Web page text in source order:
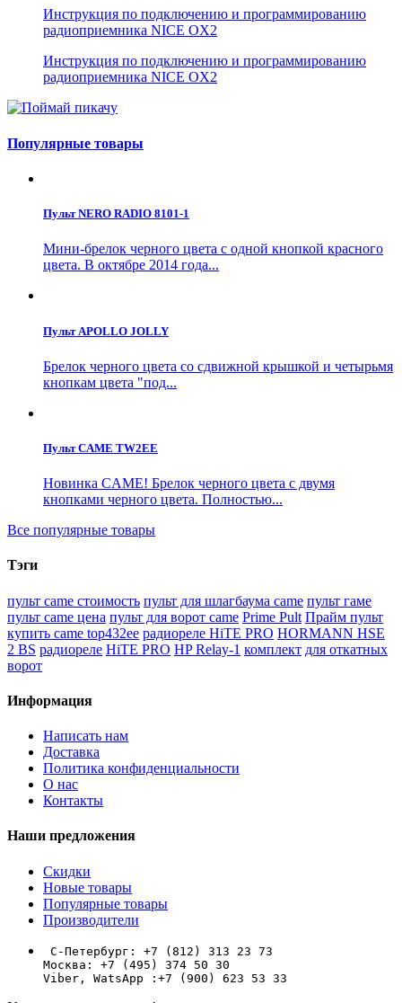
Инструкция по подключению и программированию
радиоприемника NICE OX2
Инструкция по подключению и программированию
радиоприемника NICE OX2
Популярные товары
Пульт NERO RADIO 8101-1
Мини-брелок черного цвета с одной кнопкой красного
цвета. В октябре 2014 года...
Пульт APOLLO JOLLY
Брелок черного цвета со сдвижной крышкой и четырьмя
кнопкам цвета "под...
Пульт CAME TW2EE
Новинка CAME! Брелок черного цвета с двумя
кнопками черного цвета. Полностью...
Все популярные товары
Тэги
пульт came стоимость пульт для шлагбаума came пульт гаме
пульт came цена пульт для ворот came Prime Pult Прайм пульт
купить came top432ee радиореле HiTE PRO HORMANN HSE
2 BS радиореле HiTE PRO HP Relay-1 комплект для откатных
ворот
Информация
Написать нам
Доставка
Политика конфиденциальности
О нас
Контакты
Наши предложения
Скидки
Новые товары
Популярные товары
Производители
С-Петербург: +7 (812) 313 23 73
Москва: +7 (495) 374 50 30
Viber, WatsApp :+7 (900) 623 53 33